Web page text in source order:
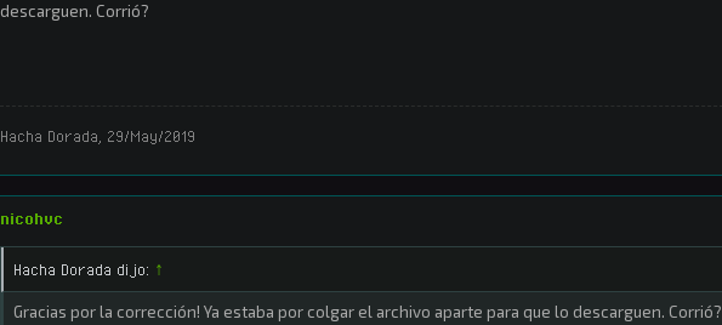
descarguen. Corrió?
Hacha Dorada 29/May/2019
nicohvc
Hacha Dorada dijo: ↑
Gracias por la corrección! Ya estaba por colgar el archivo aparte para que lo descarguen. Corrió?